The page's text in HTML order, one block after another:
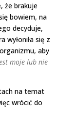
że brakuje
bowiem, na
decyduje,
wyłoniła się z
aby
moje lub nie
na temat
wrócić do